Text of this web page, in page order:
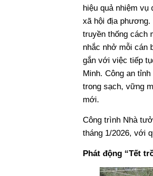
hiệu quả nhiệm vụ
xã hội địa phương.
truyền thống cách
nhắc nhở mỗi cán
gắn với việc tiếp
Minh. Công an
trong sạch, vững
mới.
Công trình Nhà
tháng 1/2026, với
Phát động “Tết